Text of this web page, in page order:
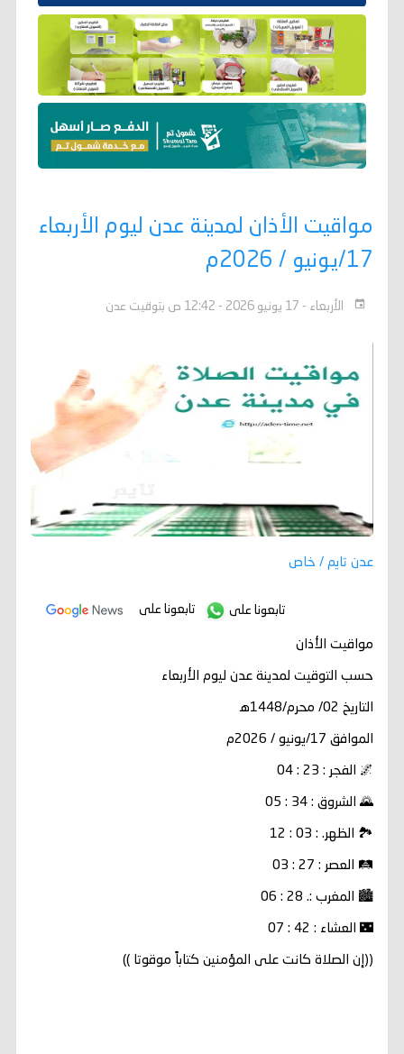
مواقيت الأذان لمدينة عدن ليوم الأربعاء
17/يونيو / 2026م
الأربعاء - 17 يونيو 2026 - 12:42 ص بتوقيت عدن
عدن تايم / خاص
تابعونا على تابعونا على
مواقيت الأذان
حسب التوقيت لمدينة عدن ليوم الأربعاء
التاريخ 02/ محرم/1448ه‍
الموافق 17/يونيو / 2026م
🌌 الفجر : 23 : 04
🌄 الشروق : 34 : 05
🏞️ الظهر. : 03 : 12
🛤️ العصر : 27 : 03
🏙️ المغرب :. 28 : 06
🌃 العشاء : 42 : 07
((إن الصلاة كانت على المؤمنين كتاباً موقوتا ))